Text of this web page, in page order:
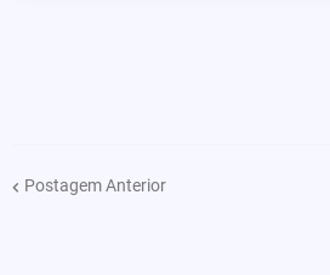
Postagem Anterior